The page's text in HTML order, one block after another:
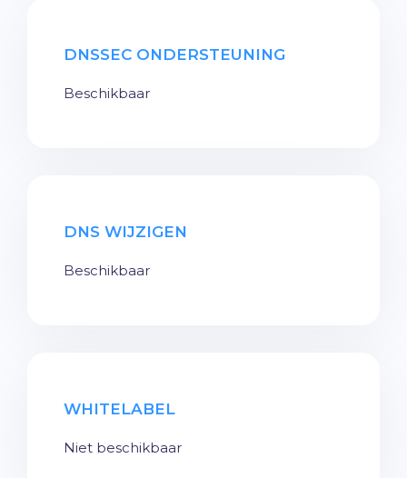
DNSSEC ONDERSTEUNING
Beschikbaar
DNS WIJZIGEN
Beschikbaar
WHITELABEL
Niet beschikbaar